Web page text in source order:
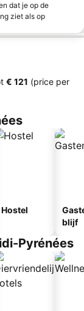
dat je op de
ziet als op
‎€ 121 (price per
Hostel
blijf
Pyrénées